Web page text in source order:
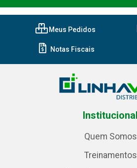
Meus Pedidos
Notas Fiscais
Institucional
Quem Somos
Treinamentos